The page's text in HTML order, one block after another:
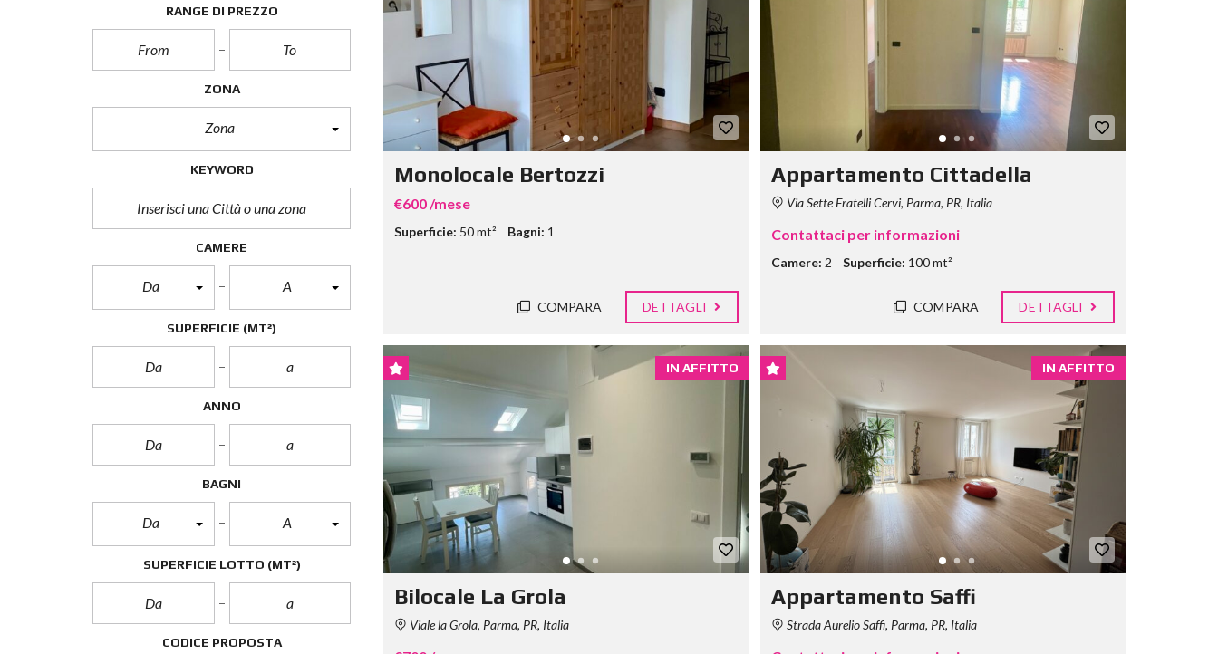
RANGE DI PREZZO
ZONA
Zona
KEYWORD
CAMERE
Da A
SUPERFICIE (MT²)
ANNO
BAGNI
Da A
SUPERFICIE LOTTO (MT²)
CODICE PROPOSTA
Monolocale Bertozzi
€600 /mese
Superficie: 50 mt² Bagni: 1
COMPARA DETTAGLI
Appartamento Cittadella
Via Sette Fratelli Cervi, Parma, PR, Italia
Contattaci per informazioni
Camere: 2 Superficie: 100 mt²
COMPARA DETTAGLI
IN AFFITTO
Bilocale La Grola
Viale la Grola, Parma, PR, Italia
IN AFFITTO
Appartamento Saffi
Strada Aurelio Saffi, Parma, PR, Italia